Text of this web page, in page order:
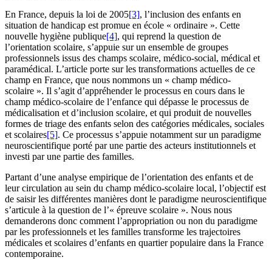
En France, depuis la loi de 2005[3], l’inclusion des enfants en
situation de handicap est promue en école « ordinaire ». Cette
nouvelle hygiène publique[4], qui reprend la question de
l’orientation scolaire, s’appuie sur un ensemble de groupes
professionnels issus des champs scolaire, médico-social, médical et
paramédical. L’article porte sur les transformations actuelles de ce
champ en France, que nous nommons un « champ médico-
scolaire ». Il s’agit d’appréhender le processus en cours dans le
champ médico-scolaire de l’enfance qui dépasse le processus de
médicalisation et d’inclusion scolaire, et qui produit de nouvelles
formes de triage des enfants selon des catégories médicales, sociales
et scolaires[5]. Ce processus s’appuie notamment sur un paradigme
neuroscientifique porté par une partie des acteurs institutionnels et
investi par une partie des familles.
Partant d’une analyse empirique de l’orientation des enfants et de
leur circulation au sein du champ médico-scolaire local, l’objectif est
de saisir les différentes manières dont le paradigme neuroscientifique
s’articule à la question de l’« épreuve scolaire ». Nous nous
demanderons donc comment l’appropriation ou non du paradigme
par les professionnels et les familles transforme les trajectoires
médicales et scolaires d’enfants en quartier populaire dans la France
contemporaine.